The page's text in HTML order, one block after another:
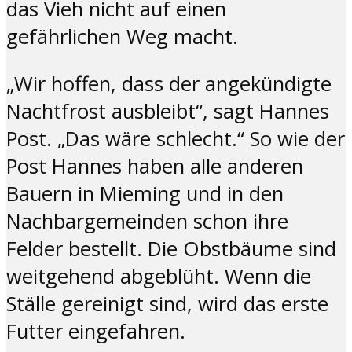
das Vieh nicht auf einen
gefährlichen Weg macht.
„Wir hoffen, dass der angekündigte
Nachtfrost ausbleibt“, sagt Hannes
Post. „Das wäre schlecht.“ So wie der
Post Hannes haben alle anderen
Bauern in Mieming und in den
Nachbargemeinden schon ihre
Felder bestellt. Die Obstbäume sind
weitgehend abgeblüht. Wenn die
Ställe gereinigt sind, wird das erste
Futter eingefahren.